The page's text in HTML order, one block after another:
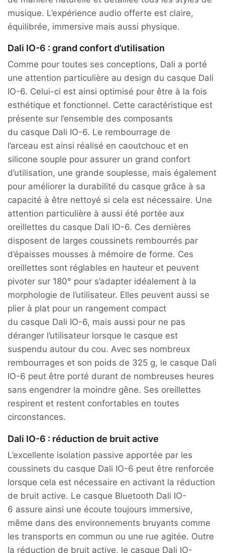
musique. L’expérience audio offerte est claire,
équilibrée, immersive mais aussi physique.
Dali IO-6 : grand confort d’utilisation
Comme pour toutes ses conceptions, Dali a porté
une attention particulière au design du casque Dali
IO-6. Celui-ci est ainsi optimisé pour être à la fois
esthétique et fonctionnel. Cette caractéristique est
présente sur l’ensemble des composants
du casque Dali IO-6. Le rembourrage de
l’arceau est ainsi réalisé en caoutchouc et en
silicone souple pour assurer un grand confort
d’utilisation, une grande souplesse, mais également
pour améliorer la durabilité du casque grâce à sa
capacité à être nettoyé si cela est nécessaire. Une
attention particulière à aussi été portée aux
oreillettes du casque Dali IO-6. Ces dernières
disposent de larges coussinets rembourrés par
d’épaisses mousses à mémoire de forme. Ces
oreillettes sont réglables en hauteur et peuvent
pivoter sur 180° pour s’adapter idéalement à la
morphologie de l’utilisateur. Elles peuvent aussi se
plier à plat pour un rangement compact
du casque Dali IO-6, mais aussi pour ne pas
déranger l’utilisateur lorsque le casque est
suspendu autour du cou. Avec ses nombreux
rembourrages et son poids de 325 g, le casque Dali
IO-6 peut être porté durant de nombreuses heures
sans engendrer la moindre gêne. Ses oreillettes
respirent et restent confortables en toutes
circonstances.
Dali IO-6 : réduction de bruit active
L’excellente isolation passive apportée par les
coussinets du casque Dali IO-6 peut être renforcée
lorsque cela est nécessaire en activant la réduction
de bruit active. Le casque Bluetooth Dali IO-
6 assure ainsi une écoute toujours immersive,
même dans des environnements bruyants comme
les transports en commun ou une rue agitée. Outre
la réduction de bruit active, le casque Dali IO-